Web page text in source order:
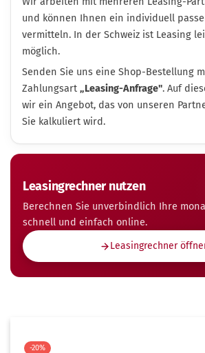
und können Ihnen ein individuell
vermitteln. In der Schweiz ist Leasing
möglich.
Senden Sie uns eine Shop-Bestellung
Zahlungsart „Leasing-Anfrage". Auf
wir ein Angebot, das von unseren
Sie kalkuliert wird.
Leasingrechner nutzen
Berechnen Sie unverbindlich Ihre
schnell und einfach online.
Leasingrechner
-20%